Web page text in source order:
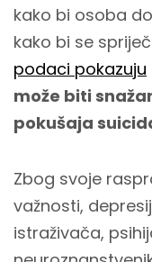
kako bi osoba
kako bi se
podaci pokazuju
može biti
pokušaja
Zbog svoje
važnosti,
istraživača,